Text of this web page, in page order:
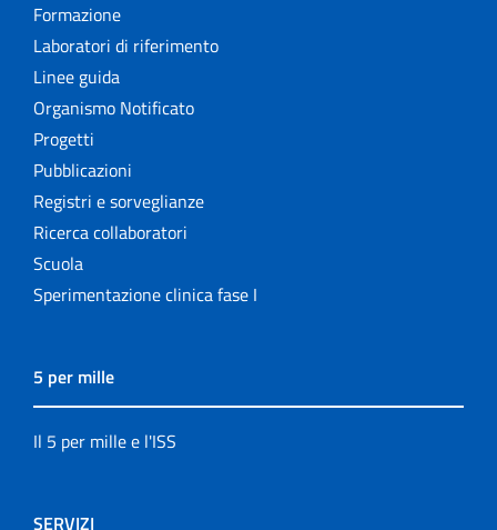
Formazione
Laboratori di riferimento
Linee guida
Organismo Notificato
Progetti
Pubblicazioni
Registri e sorveglianze
Ricerca collaboratori
Scuola
Sperimentazione clinica fase I
5 per mille
Il 5 per mille e l'ISS
SERVIZI